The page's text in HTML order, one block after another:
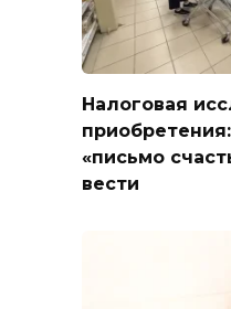
Налоговая
«письмо
вести